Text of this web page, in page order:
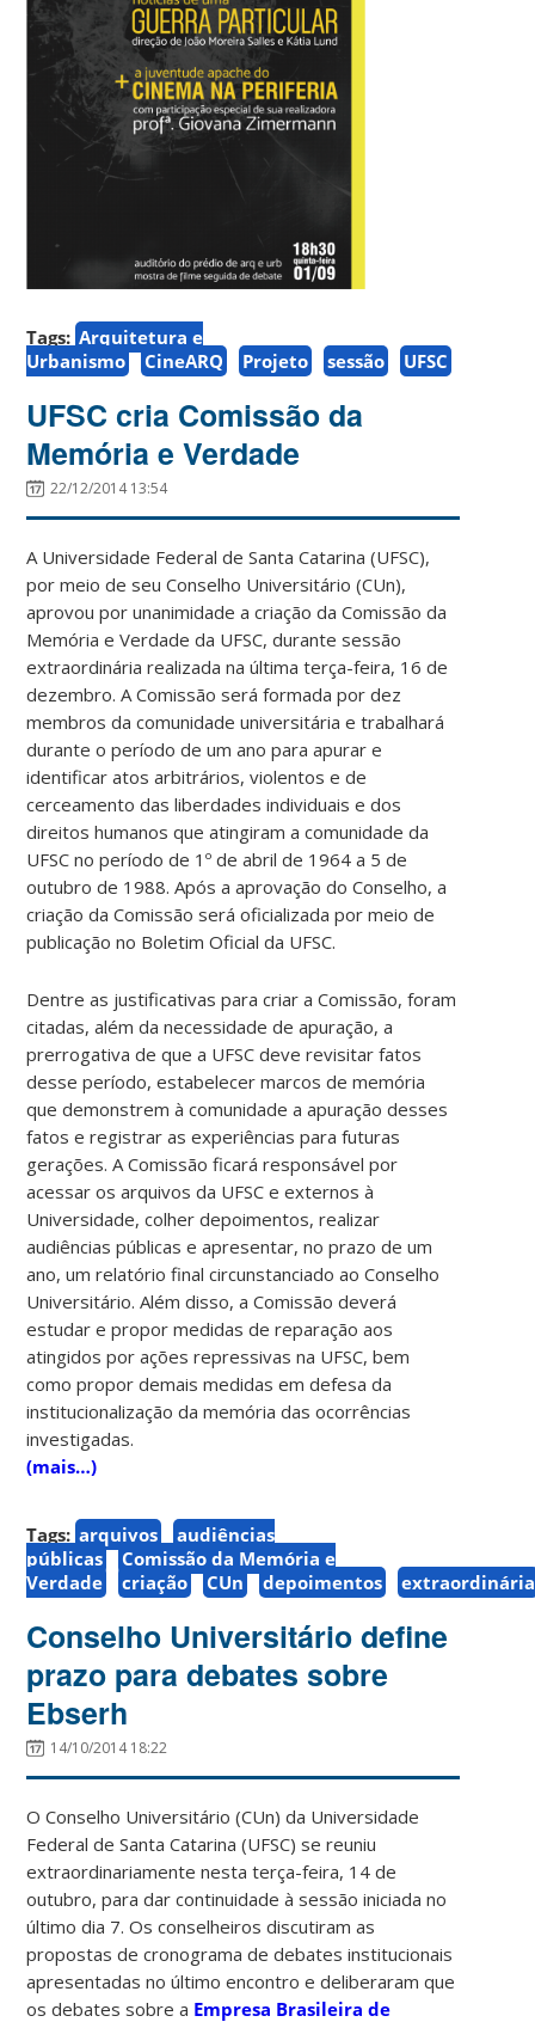
Tags: Arquitetura e
Urbanismo
CineARQ Projeto sessão UFSC
UFSC cria Comissão da
Memória e Verdade
22/12/2014 13:54
A Universidade Federal de Santa Catarina (UFSC),
por meio de seu Conselho Universitário (CUn),
aprovou por unanimidade a criação da Comissão da
Memória e Verdade da UFSC, durante sessão
extraordinária realizada na última terça-feira, 16 de
dezembro. A Comissão será formada por dez
membros da comunidade universitária e trabalhará
durante o período de um ano para apurar e
identificar atos arbitrários, violentos e de
cerceamento das liberdades individuais e dos
direitos humanos que atingiram a comunidade da
UFSC no período de 1º de abril de 1964 a 5 de
outubro de 1988. Após a aprovação do Conselho, a
criação da Comissão será oficializada por meio de
publicação no Boletim Oficial da UFSC.
Dentre as justificativas para criar a Comissão, foram
citadas, além da necessidade de apuração, a
prerrogativa de que a UFSC deve revisitar fatos
desse período, estabelecer marcos de memória
que demonstrem à comunidade a apuração desses
fatos e registrar as experiências para futuras
gerações. A Comissão ficará responsável por
acessar os arquivos da UFSC e externos à
Universidade, colher depoimentos, realizar
audiências públicas e apresentar, no prazo de um
ano, um relatório final circunstanciado ao Conselho
Universitário. Além disso, a Comissão deverá
estudar e propor medidas de reparação aos
atingidos por ações repressivas na UFSC, bem
como propor demais medidas em defesa da
institucionalização da memória das ocorrências
investigadas.
(mais…)
Tags: arquivos
audiências
públicas
Comissão da Memória e
Verdade
criação CUn depoimentos extraordinária
Conselho Universitário define
prazo para debates sobre
Ebserh
14/10/2014 18:22
O Conselho Universitário (CUn) da Universidade
Federal de Santa Catarina (UFSC) se reuniu
extraordinariamente nesta terça-feira, 14 de
outubro, para dar continuidade à sessão iniciada no
último dia 7. Os conselheiros discutiram as
propostas de cronograma de debates institucionais
apresentadas no último encontro e deliberaram que
os debates sobre a Empresa Brasileira de